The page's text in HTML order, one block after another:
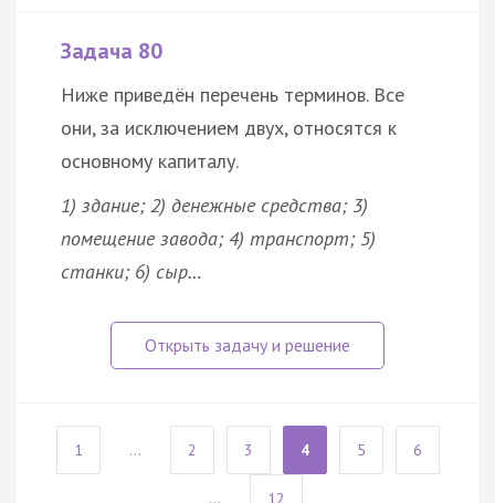
Задача 80
Ниже приведён перечень терминов. Все
они, за исключением двух, относятся к
основному капиталу.
1) здание; 2) денежные средства; 3)
помещение завода; 4) транспорт; 5)
станки; 6) сыр…
1 ... 2 3 4 5 6
... 12